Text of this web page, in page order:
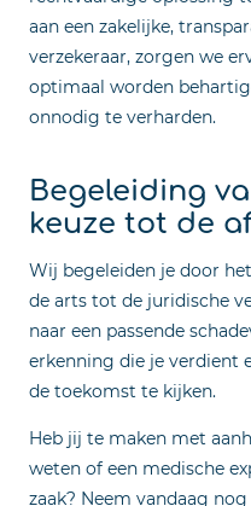
aan een zakelijke,
verzekeraar, zorgen we
optimaal worden
onnodig te verharden.
Begeleiding
keuze tot de
Wij begeleiden je door
de arts tot de juridische
naar een passende
erkenning die je verdient
de toekomst te kijken.
Heb jij te maken met
weten of een medische
zaak? Neem vandaag nog